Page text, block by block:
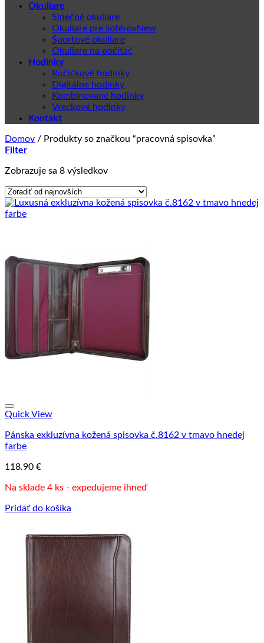
Okuliare
Slnečné okuliare
Okuliare pre šoférov
Športové okuliare
Okuliare na počítač
Hodinky
Ručičkové hodinky
Digitálne hodinky
Kombinované hodinky
Vreckové hodinky
Kontakt
Domov / Produkty so značkou “pracovná spisovka”
Filter
Zobrazuje sa 8 výsledkovZoradené
najnovších
Quick View
Pánska exkluzívna kožená spisovka č.8162 v tmavo hnedej
farbe
118.90 €
Na sklade 4 ks - expedujeme ihneď
Pridať do košíka